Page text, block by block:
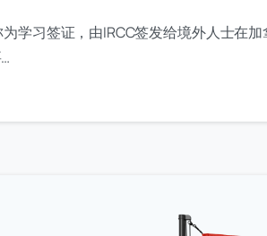
学习签证，由IRCC签发给境外人士在加